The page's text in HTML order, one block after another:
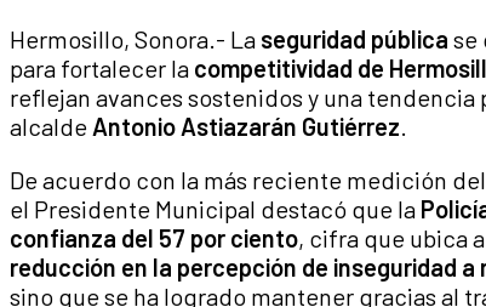
Hermosillo, Sonora.- La seguridad pública se
para fortalecer la competitividad de
reflejan avances sostenidos y una tendencia
alcalde Antonio Astiazarán Gutiérrez.
De acuerdo con la más reciente medición del
el Presidente Municipal destacó que la
confianza del 57 por ciento, cifra que ubica
reducción en la percepción de inseguridad a
sino que se ha logrado mantener gracias al